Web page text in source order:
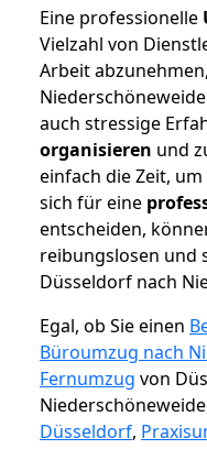
Eine professionelle
Vielzahl von
Arbeit
auch stressige
organisieren und
einfach die Zeit,
sich für eine
entscheiden,
reibungslosen und
Düsseldorf nach
Egal, ob Sie einen
Büroumzug nach
Fernumzug von
Düsseldorf,